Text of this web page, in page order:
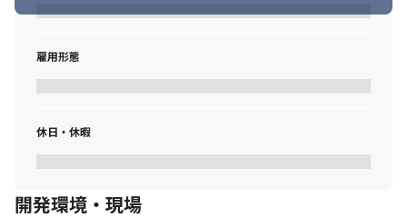
雇用形態
休日・休暇
開発環境・現場